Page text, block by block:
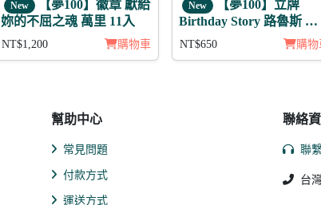
New 【夢100】徽章 獻給
妳的不屈之魂 萬里 11入
NT$1,200 購物車
New 【夢100】立牌
Birthday Story 路魯斯 月
NT$650 購物
幫助中心
常見問題
付款方式
運送方式
聯絡
聯
台